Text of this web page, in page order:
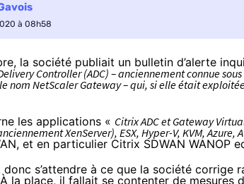
à 08h58
, la société publiait un bulletin d’alerte
Controller (ADC) – anciennement connue
nom NetScaler Gateway – qui, si elle était
les applications « Citrix ADC et Gateway
XenServer), ESX, Hyper-V, KVM, Azure,
et en particulier Citrix SDWAN WANOP
donc s’attendre à ce que la société corrige
la place, il fallait se contenter de mesures